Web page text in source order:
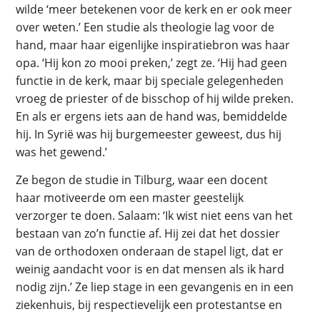
wilde ‘meer betekenen voor de kerk en er ook meer
over weten.’ Een studie als theologie lag voor de
hand, maar haar eigenlijke inspiratiebron was haar
opa. ‘Hij kon zo mooi preken,’ zegt ze. ‘Hij had geen
functie in de kerk, maar bij speciale gelegenheden
vroeg de priester of de bisschop of hij wilde preken.
En als er ergens iets aan de hand was, bemiddelde
hij. In Syrië was hij burgemeester geweest, dus hij
was het gewend.’
Ze begon de studie in Tilburg, waar een docent
haar motiveerde om een master geestelijk
verzorger te doen. Salaam: ‘Ik wist niet eens van het
bestaan van zo’n functie af. Hij zei dat het dossier
van de orthodoxen onderaan de stapel ligt, dat er
weinig aandacht voor is en dat mensen als ik hard
nodig zijn.’ Ze liep stage in een gevangenis en in een
ziekenhuis, bij respectievelijk een protestantse en